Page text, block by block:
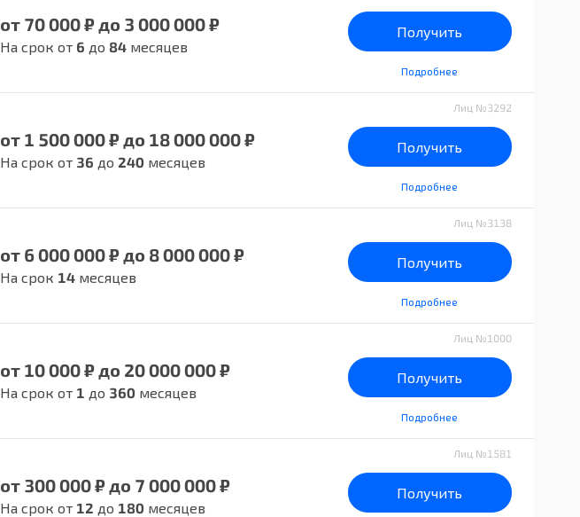
от 70 000 ₽ до 3 000 000 ₽
На срок от 6 до 84месяцев
Получить
Подробнее
от 1 500 000 ₽ до 18 000 000 ₽
На срок от 36 до 240месяцев
Лиц №3292
Получить
Подробнее
от 6 000 000 ₽ до 8 000 000 ₽
На срок 14месяцев
Лиц №3138
Получить
Подробнее
от 10 000 ₽ до 20 000 000 ₽
На срок от 1 до 360месяцев
Лиц №1000
Получить
Подробнее
от 300 000 ₽ до 7 000 000 ₽
На срок от 12 до 180месяцев
Лиц №1581
Получить